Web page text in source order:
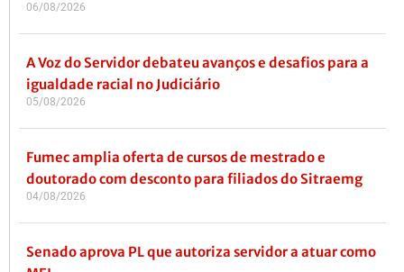
06/08/2026
A Voz do Servidor debateu avanços e desafios para a
igualdade racial no Judiciário
05/08/2026
Fumec amplia oferta de cursos de mestrado e
doutorado com desconto para filiados do Sitraemg
04/08/2026
Senado aprova PL que autoriza servidor a atuar como